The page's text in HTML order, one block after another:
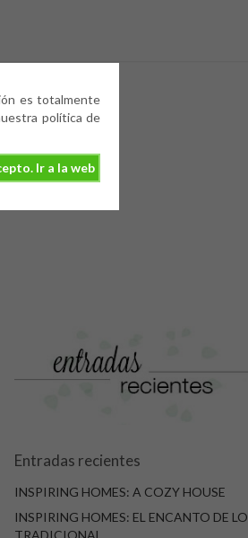
es totalmente
política de
Ir a la web
Entradas recientes
INSPIRING HOMES: A COZY HOUSE
INSPIRING HOMES: EL ENCANTO DE LO
TRADICIONAL